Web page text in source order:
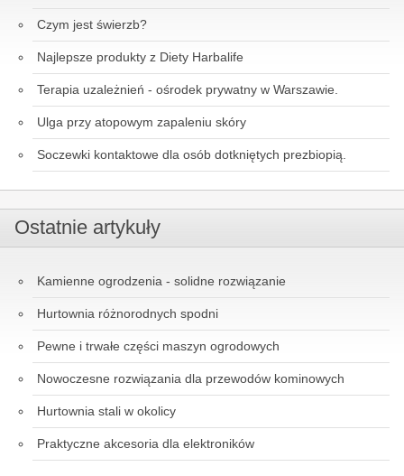
Czym jest świerzb?
Najlepsze produkty z Diety Harbalife
Terapia uzależnień - ośrodek prywatny w Warszawie.
Ulga przy atopowym zapaleniu skóry
Soczewki kontaktowe dla osób dotkniętych prezbiopią.
Ostatnie artykuły
Kamienne ogrodzenia - solidne rozwiązanie
Hurtownia różnorodnych spodni
Pewne i trwałe części maszyn ogrodowych
Nowoczesne rozwiązania dla przewodów kominowych
Hurtownia stali w okolicy
Praktyczne akcesoria dla elektroników